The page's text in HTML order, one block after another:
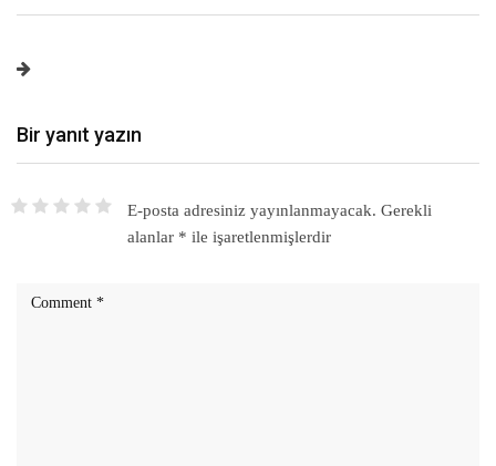
Bir yanıt yazın
E-posta adresiniz yayınlanmayacak. Gerekli
alanlar * ile işaretlenmişlerdir